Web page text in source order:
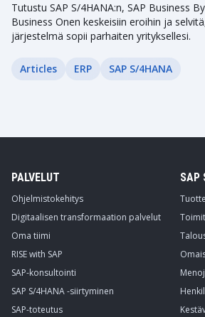
Tutustu SAP S/4HANA:n, SAP Business
Business Onen keskeisiin eroihin ja
järjestelmä sopii parhaiten yrityksellesi.
Articles ERP SAP S/4HANA
PALVELUT
Ohjelmistokehitys
Digitaalisen transformaation palvelut
Oma tiimi
RISE with SAP
SAP-konsultointi
SAP S/4HANA -siirtyminen
SAP-toteutus
SAP